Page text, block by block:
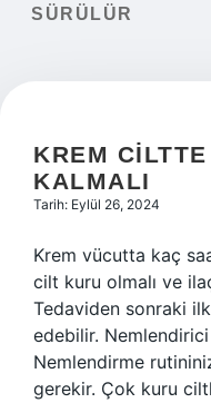
SÜRÜLÜR
KREM
KALMALI
Tarih: Eylül 26, 2024
Krem vücutta kaç
cilt kuru olmalı ve
Tedaviden sonraki
edebilir.
Nemlendirme
gerekir. Çok kuru